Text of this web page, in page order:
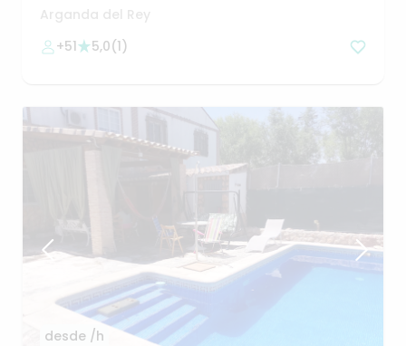
JARDIN
Arganda del Rey
+51
5,0(1)
desde /h